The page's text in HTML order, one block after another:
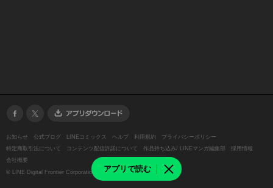
アプリで読む
お知らせ 公式ブログ LINEコミックス ヘルプ 利用規約
プライバシーポリシー
特定商取引法について
コンテンツ配信許諾について 作品持ち込み/ LINEマンガ編集部
採用情報
会社概要
© LINE Digital Frontier Corporation